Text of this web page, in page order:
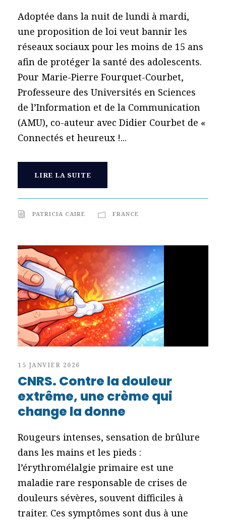
Adoptée dans la nuit de lundi à mardi,
une proposition de loi veut bannir les
réseaux sociaux pour les moins de 15 ans
afin de protéger la santé des adolescents.
Pour Marie-Pierre Fourquet-Courbet,
Professeure des Universités en Sciences
de l’Information et de la Communication
(AMU), co-auteur avec Didier Courbet de «
Connectés et heureux !...
LIRE LA SUITE
PATRICIA CAIRE FRANCE
15 JANVIER 2026
CNRS. Contre la douleur
extrême, une crème qui
change la donne
Rougeurs intenses, sensation de brûlure
dans les mains et les pieds :
l’érythromélalgie primaire est une
maladie rare responsable de crises de
douleurs sévères, souvent difficiles à
traiter. Ces symptômes sont dus à une